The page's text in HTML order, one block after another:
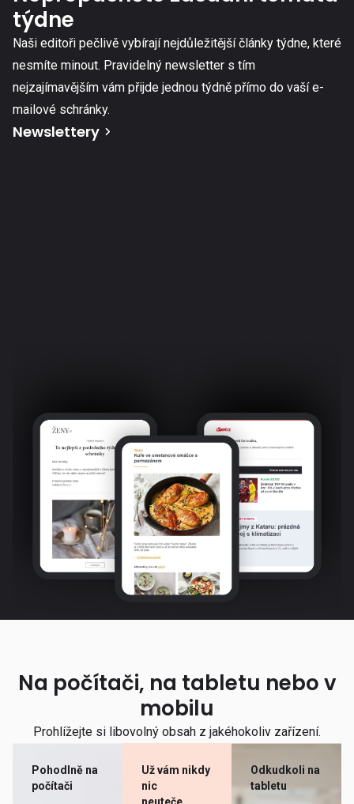
týdne
Naši editoři pečlivě vybírají nejdůležitější články týdne, které
nesmíte minout. Pravidelný newsletter s tím
nejzajímavějším vám přijde jednou týdně přímo do vaší e-
mailové schránky.
Newslettery
Na počítači, na tabletu nebo v
mobilu
Prohlížejte si libovolný obsah z jakéhokoliv zařízení.
Pohodlně na
počítači
Už vám nikdy
nic
Odkudkoli na
tabletu